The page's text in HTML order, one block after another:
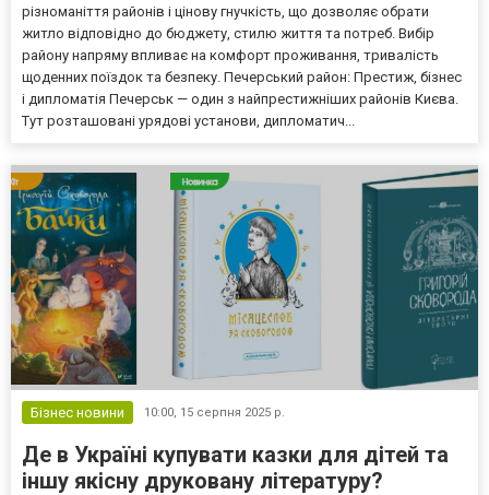
різноманіття районів і цінову гнучкість, що дозволяє обрати
житло відповідно до бюджету, стилю життя та потреб. Вибір
району напряму впливає на комфорт проживання, тривалість
щоденних поїздок та безпеку. Печерський район: Престиж, бізнес
і дипломатія Печерськ — один з найпрестижніших районів Києва.
Тут розташовані урядові установи, дипломатич...
Бізнес новини 10:00, 15 серпня 2025 р.
Де в Україні купувати казки для дітей та
іншу якісну друковану літературу?